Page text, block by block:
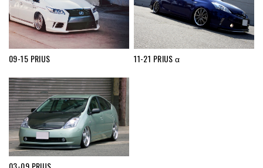
09-15 PRIUS 11-21 PRIUS α